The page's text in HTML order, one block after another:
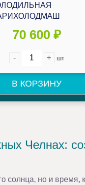
ВХС-1,5
70 600 ₽
- + шт
В КОРЗИНУ
Челнах:
солнца, но и время,